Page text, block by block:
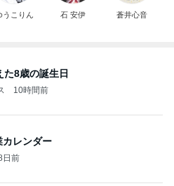
うこりん 石 安伊 蒼井心音
た8歳の誕生日
10時間前
レンダー
日前